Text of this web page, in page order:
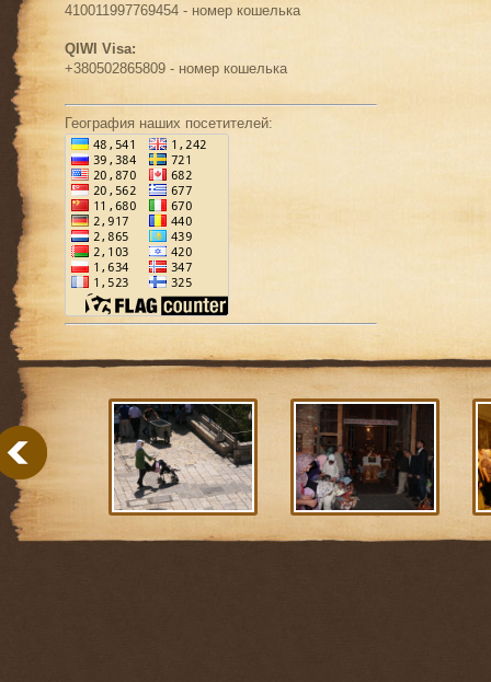
410011997769454 - номер кошелька
QIWI Visa:
+380502865809 - номер кошелька
География наших посетителей: